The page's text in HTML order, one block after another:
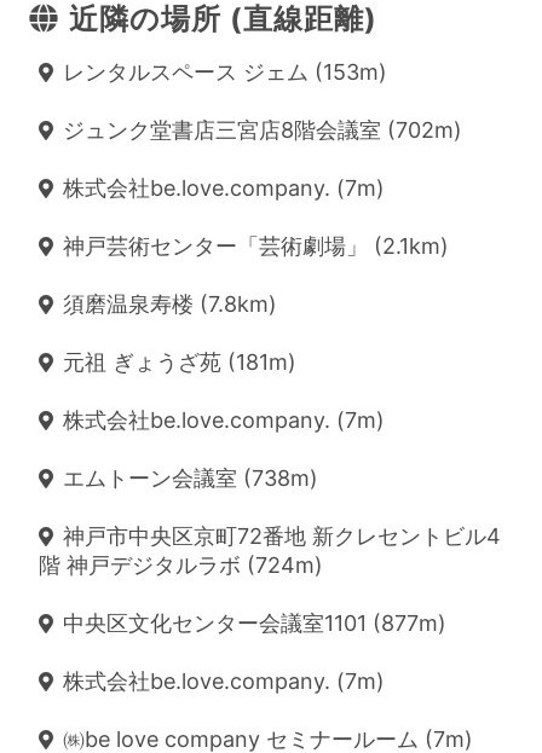
近隣の場所 (直線距離)
レンタルスペース ジェム (153m)
ジュンク堂書店三宮店8階会議室 (702m)
株式会社be.love.company. (7m)
神戸芸術センター「芸術劇場」 (2.1km)
須磨温泉寿楼 (7.8km)
元祖 ぎょうざ苑 (181m)
株式会社be.love.company. (7m)
エムトーン会議室 (738m)
神戸市中央区京町72番地 新クレセントビル4
階 神戸デジタルラボ (724m)
中央区文化センター会議室1101 (877m)
株式会社be.love.company. (7m)
㈱be love company セミナールーム (7m)